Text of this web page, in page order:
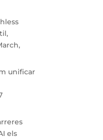
unificar
els